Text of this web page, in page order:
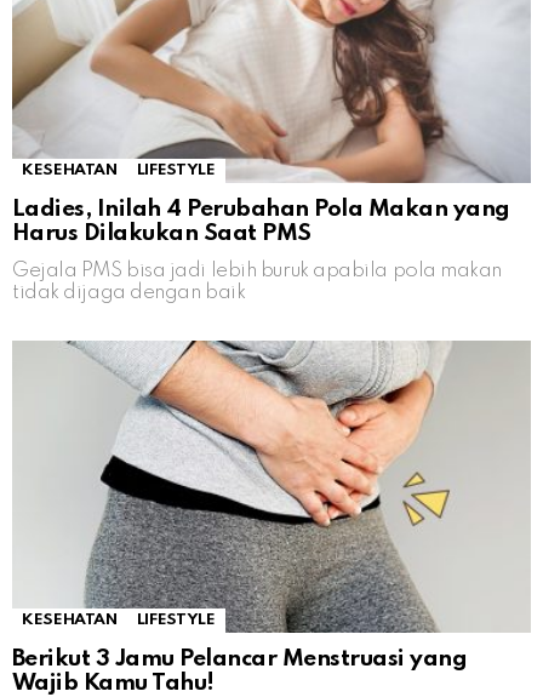
KESEHATAN LIFESTYLE
Ladies, Inilah 4 Perubahan Pola Makan yang
Harus Dilakukan Saat PMS
Gejala PMS bisa jadi lebih buruk apabila pola makan
tidak dijaga dengan baik
KESEHATAN LIFESTYLE
Berikut 3 Jamu Pelancar Menstruasi yang
Wajib Kamu Tahu!